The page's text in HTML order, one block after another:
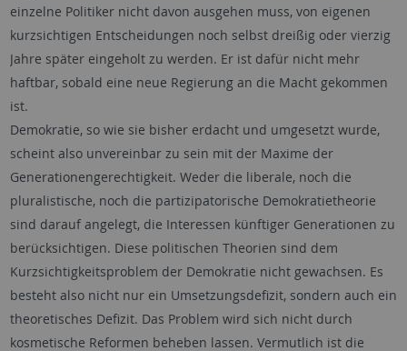
einzelne Politiker nicht davon ausgehen muss, von eigenen
kurzsichtigen Entscheidungen noch selbst dreißig oder vierzig
Jahre später eingeholt zu werden. Er ist dafür nicht mehr
haftbar, sobald eine neue Regierung an die Macht gekommen
ist.
Demokratie, so wie sie bisher erdacht und umgesetzt wurde,
scheint also unvereinbar zu sein mit der Maxime der
Generationengerechtigkeit. Weder die liberale, noch die
pluralistische, noch die partizipatorische Demokratietheorie
sind darauf angelegt, die Interessen künftiger Generationen zu
berücksichtigen. Diese politischen Theorien sind dem
Kurzsichtigkeitsproblem der Demokratie nicht gewachsen. Es
besteht also nicht nur ein Umsetzungsdefizit, sondern auch ein
theoretisches Defizit. Das Problem wird sich nicht durch
kosmetische Reformen beheben lassen. Vermutlich ist die